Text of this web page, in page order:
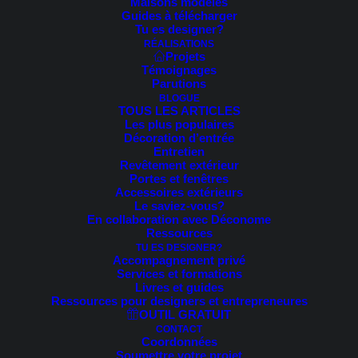
Guides à télécharger
Tu es designer?
RÉALISATIONS
Projets
Témoignages
Parutions
BLOGUE
TOUS LES ARTICLES
Les plus populaires
Décoration d’entrée
Entretien
Revêtement extérieur
Portes et fenêtres
Accessoires extérieurs
Le saviez-vous?
En collaboration avec Déconome
Ressources
TU ES DESIGNER?
Accompagnement privé
Services et formations
Livres et guides
Ressources pour designers et entrepreneures
OUTIL GRATUIT
CONTACT
Coordonnées
Soumettre votre projet
4 résultats affichésTrié